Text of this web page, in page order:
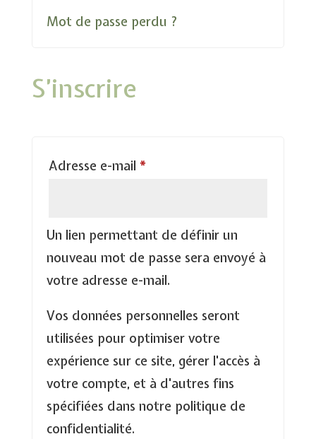
Mot de passe perdu ?
S’inscrire
Adresse e-mail *Obligatoire
Un lien permettant de définir un
nouveau mot de passe sera envoyé à
votre adresse e-mail.
Vos données personnelles seront
utilisées pour optimiser votre
expérience sur ce site, gérer l'accès à
votre compte, et à d'autres fins
spécifiées dans notre politique de
confidentialité.